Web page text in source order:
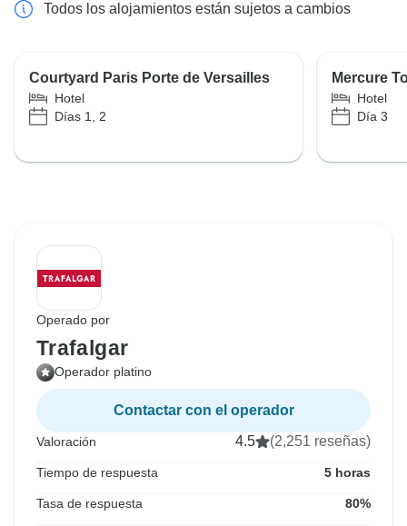
Todos los alojamientos están sujetos a cambios
Courtyard Paris Porte de Versailles
Hotel
Días 1, 2
Mercure
Hotel
Día 3
Operado por
Trafalgar
Operador platino
Contactar con el operador
Valoración 4.5 (2,251 reseñas)
Tiempo de respuesta 5 horas
Tasa de respuesta 80%